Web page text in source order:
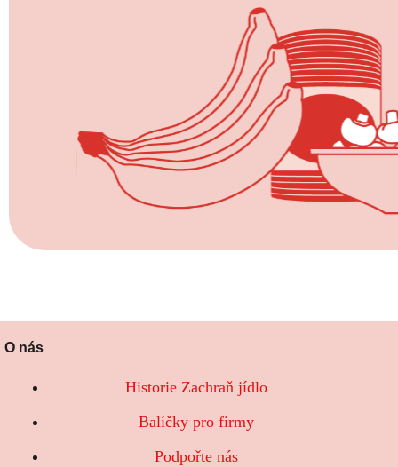
O nás
Historie Zachraň jídlo
Balíčky pro firmy
Podpořte nás